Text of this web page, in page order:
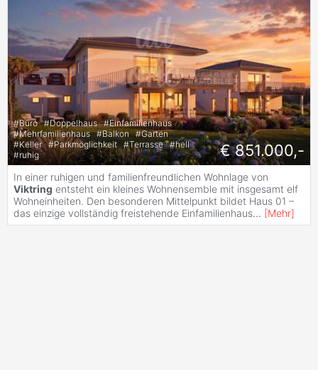
#Büro #Doppelhaus #Einfamilienhaus
#Mehrfamilienhaus #Balkon #Garten
#Keller #Parkmöglichkeit #Terrasse #hell
#ruhig € 851.000,-
In einer ruhigen und familienfreundlichen Wohnlage von
Viktring entsteht ein kleines Wohnensemble mit insgesamt elf
Wohneinheiten. Den besonderen Mittelpunkt bildet Haus 01 –
das einzige vollständig freistehende Einfamilienhaus... [Mehr]